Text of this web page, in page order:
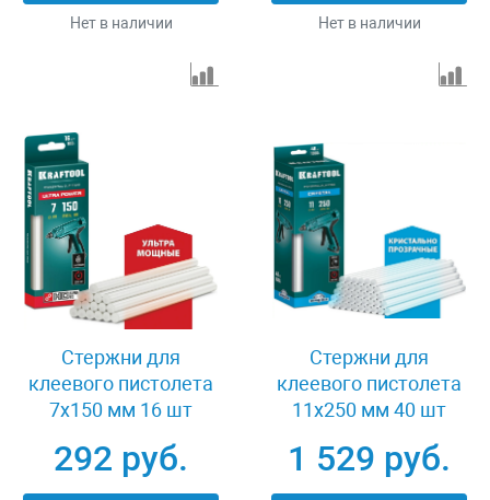
Нет в наличии Нет в наличии
Стержни для
клеевого пистолета
7x150 мм 16 шт
292 руб.
Стержни для
клеевого пистолета
11x250 мм 40 шт
1 529 руб.